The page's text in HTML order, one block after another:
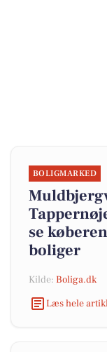
BOLIGMARKED
se
boliger
Kilde: Boliga.dk
Læs hele